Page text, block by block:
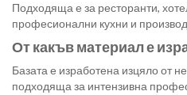
Подходяща е за ресторанти,
професионални кухни и
От какъв материал е
Базата е изработена изцяло от
подходяща за интензивна